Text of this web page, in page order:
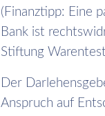
(Finanztipp: Eine
Bank ist
Stiftung
Der
Anspruch auf